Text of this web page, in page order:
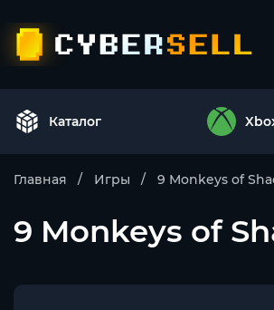
Каталог
Главная Игры 9 Monkeys of
9 Monkeys of